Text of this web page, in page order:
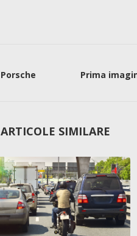
Prima
ARTICOLE SIMILARE